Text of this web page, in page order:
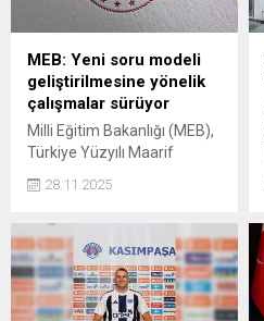
MEB: Yeni soru modeli
geliştirilmesine yönelik
çalışmalar sürüyor
Milli Eğitim Bakanlığı (MEB),
Türkiye Yüzyılı Maarif
soru modelinin
Ölçme, Seçme ve
Yerleştirme Merkezi
Başkanlığı (ÖSYM) ile iş
birliğinde çalışmaların
28.11.2025